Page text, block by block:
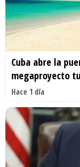
Cuba abre la
megaproyecto
Hace 1 día